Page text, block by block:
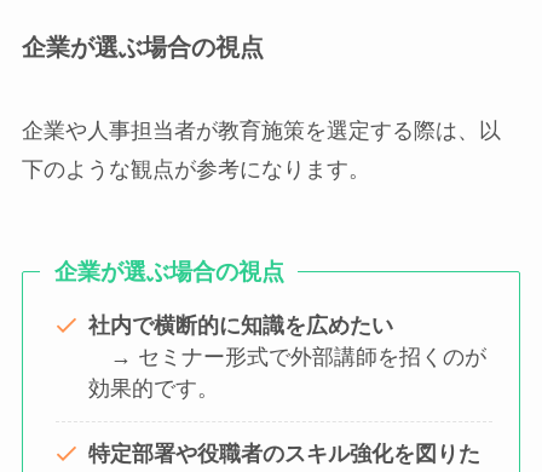
企業が選ぶ場合の視点
企業や人事担当者が教育施策を選定する際は、以
下のような観点が参考になります。
企業が選ぶ場合の視点
社内で横断的に知識を広めたい
→ セミナー形式で外部講師を招くのが
効果的です。
特定部署や役職者のスキル強化を図りた